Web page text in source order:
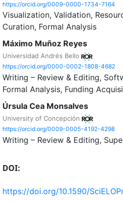
https://orcid.org/0009-0000-1734-7164
Visualization Validation
Curation Formal Analysis
Máximo Muñoz Reyes
Universidad Andrés Bello
https://orcid.org/0000-0002-1808-4682
Writing – Review & Editing
Formal Analysis Funding
Úrsula Cea Monsalves
University of Concepción
https://orcid.org/0009-0005-4192-4298
Writing – Review & Editing
DOI:
https://doi.org/10.1590/